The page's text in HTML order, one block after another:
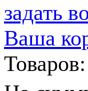
задать
Ваша
Товаров: